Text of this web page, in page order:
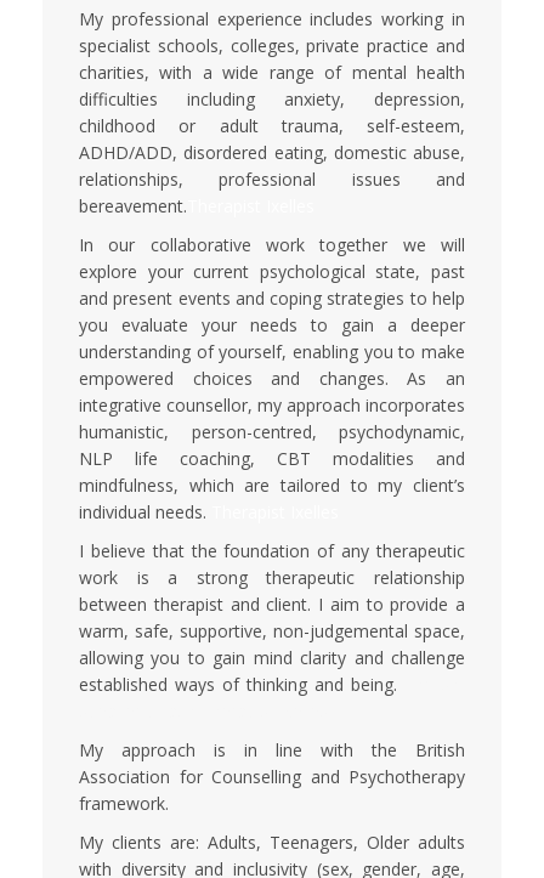
My professional experience includes working in
specialist schools, colleges, private practice and
charities, with a wide range of mental health
difficulties including anxiety, depression,
childhood or adult trauma, self-esteem,
ADHD/ADD, disordered eating, domestic abuse,
relationships, professional issues and
bereavement.
In our collaborative work together we will
explore your current psychological state, past
and present events and coping strategies to help
you evaluate your needs to gain a deeper
understanding of yourself, enabling you to make
empowered choices and changes. As an
integrative counsellor, my approach incorporates
humanistic, person-centred, psychodynamic,
NLP life coaching, CBT modalities and
mindfulness, which are tailored to my client’s
individual needs.
I believe that the foundation of any therapeutic
work is a strong therapeutic relationship
between therapist and client. I aim to provide a
warm, safe, supportive, non-judgemental space,
allowing you to gain mind clarity and challenge
established ways of thinking and being.
My approach is in line with the British
Association for Counselling and Psychotherapy
framework.
My clients are: Adults, Teenagers, Older adults
with diversity and inclusivity (sex, gender, age,